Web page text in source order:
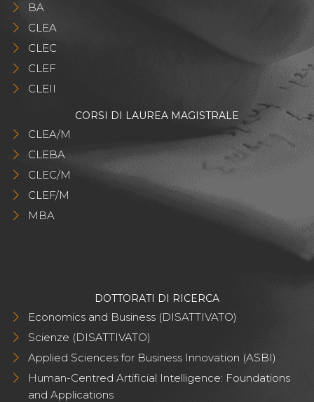
BA
CLEA
CLEC
CLEF
CLEII
CORSI DI LAUREA MAGISTRALE
CLEA/M
CLEBA
CLEC/M
CLEF/M
MBA
DOTTORATI DI RICERCA
Economics and Business (DISATTIVATO)
Scienze (DISATTIVATO)
Applied Sciences for Business Innovation (ASBI)
Human-Centred Artificial Intelligence: Foundations
and Applications